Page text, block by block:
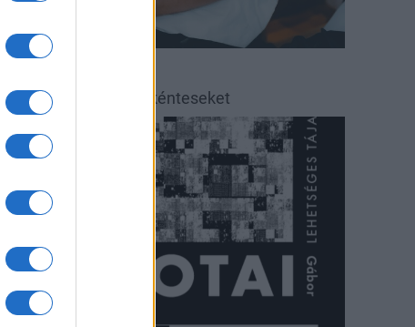
Véradásra kérik az önkénteseket